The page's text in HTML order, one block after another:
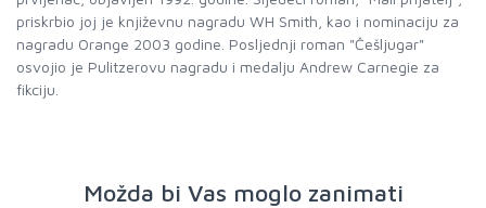
priskrbio joj je književnu nagradu WH Smith, kao i nominaciju za
nagradu Orange 2003 godine. Posljednji roman "Češljugar"
osvojio je Pulitzerovu nagradu i medalju Andrew Carnegie za
fikciju.
Možda bi Vas moglo zanimati